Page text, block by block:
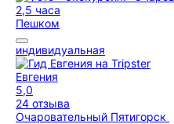
2,5 часа
Пешком
индивидуальная
Евгения
5,0
24 отзыва
Очаровательный Пятигорск